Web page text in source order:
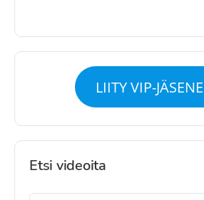
LIITY VIP-
Etsi videoita